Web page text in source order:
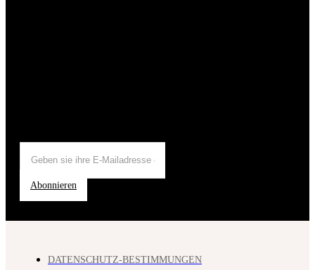
Abonnieren
DATENSCHUTZ-BESTIMMUNGEN